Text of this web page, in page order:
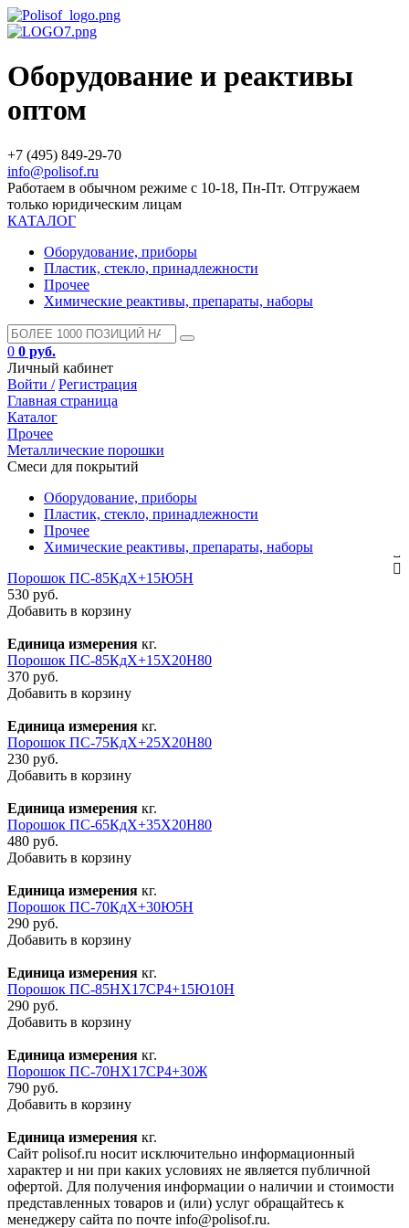
Оборудование и реактивы
оптом
+7 (495) 849-29-70
info@polisof.ru
Работаем в обычном режиме с 10-18, Пн-Пт. Отгружаем
только юридическим лицам
КАТАЛОГ
Оборудование, приборы
Пластик, стекло, принадлежности
Прочее
Химические реактивы, препараты, наборы
0 0 руб.
Личный кабинет
Войти / Регистрация
Главная страница
Каталог
Прочее
Металлические порошки
Смеси для покрытий
Оборудование, приборы
Пластик, стекло, принадлежности
Прочее
Химические реактивы, препараты, наборы
Порошок ПС-85КдХ+15Ю5Н
530 руб.
Добавить в корзину
Единица измерения кг.
Порошок ПС-85КдХ+15Х20Н80
370 руб.
Добавить в корзину
Единица измерения кг.
Порошок ПС-75КдХ+25Х20Н80
230 руб.
Добавить в корзину
Единица измерения кг.
Порошок ПС-65КдХ+35Х20Н80
480 руб.
Добавить в корзину
Единица измерения кг.
Порошок ПС-70КдХ+30Ю5Н
290 руб.
Добавить в корзину
Единица измерения кг.
Порошок ПС-85НХ17СР4+15Ю10Н
290 руб.
Добавить в корзину
Единица измерения кг.
Порошок ПС-70НХ17СР4+30Ж
790 руб.
Добавить в корзину
Единица измерения кг.
Сайт polisof.ru носит исключительно информационный
характер и ни при каких условиях не является публичной
офертой. Для получения информации о наличии и стоимости
представленных товаров и (или) услуг обращайтесь к
менеджеру сайта по почте info@polisof.ru.